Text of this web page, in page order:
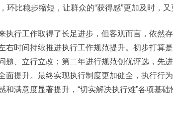
比稳步缩短，让群众的“获得感”更加及时，又
行工作取得了长足进步，但客观而言，依然
右时间持续推进执行工作规范提升。初步打算
、立行立改；第二年进行规范创优评选，先
面提升。最终实现执行制度更加健全，执行行
满意度显著提升，“切实解决执行难”各项基础